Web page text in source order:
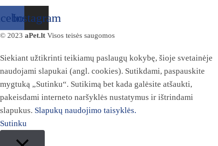
Instagram
© 2023 aPet.lt Visos teisės saugomos
Siekiant užtikrinti teikiamų paslaugų kokybę, šioje svetainėje
naudojami slapukai (angl. cookies). Sutikdami, paspauskite
mygtuką „Sutinku“. Sutikimą bet kada galėsite atšaukti,
pakeisdami interneto naršyklės nustatymus ir ištrindami
slapukus. Slapukų naudojimo taisyklės.
Sutinku